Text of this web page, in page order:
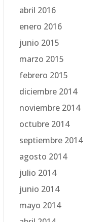
abril 2016
enero 2016
junio 2015
marzo 2015
febrero 2015
diciembre 2014
noviembre 2014
octubre 2014
septiembre 2014
agosto 2014
julio 2014
junio 2014
mayo 2014